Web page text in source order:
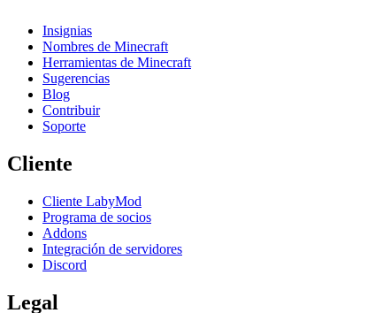
Insignias
Nombres de Minecraft
Herramientas de Minecraft
Sugerencias
Blog
Contribuir
Soporte
Cliente
Cliente LabyMod
Programa de socios
Addons
Integración de servidores
Discord
Legal